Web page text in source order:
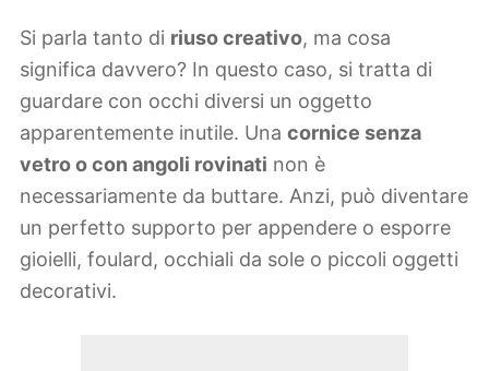
Si parla tanto di riuso creativo, ma cosa
significa davvero? In questo caso, si tratta di
guardare con occhi diversi un oggetto
apparentemente inutile. Una cornice senza
vetro o con angoli rovinati non è
necessariamente da buttare. Anzi, può diventare
un perfetto supporto per appendere o esporre
gioielli, foulard, occhiali da sole o piccoli oggetti
decorativi.